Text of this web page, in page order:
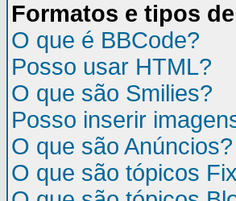
Formatos e tipos
O que é BBCode?
Posso usar HTML?
O que são Smilies?
Posso inserir
O que são Anúncios?
O que são tópicos